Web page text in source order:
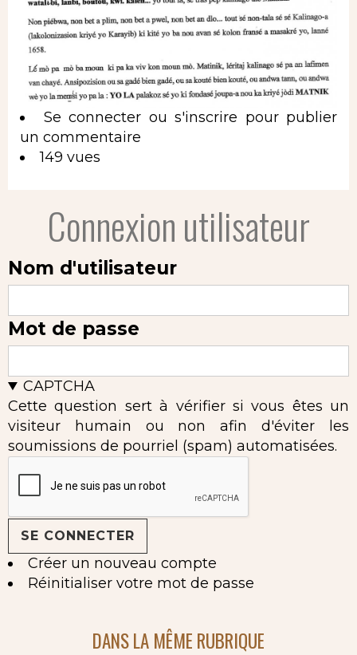
Se connecter ou s'inscrire pour publier
un commentaire
149 vues
Connexion utilisateur
Nom d'utilisateur
Mot de passe
CAPTCHA
Cette question sert à vérifier si vous êtes un
visiteur humain ou non afin d'éviter les
soumissions de pourriel (spam) automatisées.
Créer un nouveau compte
Réinitialiser votre mot de passe
DANS LA MÊME RUBRIQUE